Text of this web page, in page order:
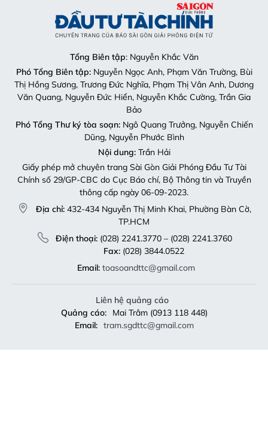
Tổng Biên tập: Nguyễn Khắc Văn
Phó Tổng Biên tập:Nguyễn Ngọc Anh, Phạm Văn Trường, Bùi
Thị Hồng Sương, Trương Đức Nghĩa, Phạm Thị Vân Anh, Dương
Văn Quang, Nguyễn Đức Hiển, Nguyễn Khắc Cường, Trần Gia
Bảo
Phó Tổng Thư ký tòa soạn:Ngô Quang Trưởng, Nguyễn Chiến
Dũng, Nguyễn Phước Bình
Nội dung:Trần Hải
Giấy phép mở chuyên trang Sài Gòn Giải Phóng Đầu Tư Tài
Chính số 29/GP-CBC do Cục Báo chí, Bộ Thông tin và Truyền
thông cấp ngày 06-09-2023.
Địa chỉ: 432-434 Nguyễn Thị Minh Khai, Phường Bàn Cờ,
TP.HCM
Điện thoại:(028) 2241.3770 – (028) 2241.3760
Fax:(028) 3844.0522
Email: toasoandttc@gmail.com
Liên hệ quảng cáo
Quảng cáo:
Mai Trâm (0913 118 448)
Email: tram.sgdttc@gmail.com